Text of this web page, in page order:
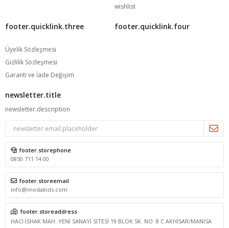
wishlist
footer.quicklink.three
Üyelik Sözleşmesi
Gizlilik Sözleşmesi
Garanti ve İade Değişim
footer.quicklink.four
newsletter.title
newsletter.description
footer.storephone
0850 711 14 00
footer.storeemail
info@modakids.com
footer.storeaddress
HACI İSHAK MAH. YENİ SANAYİ SİTESİ 19.BLOK SK. NO: 8 C AKHİSAR/MANİSA